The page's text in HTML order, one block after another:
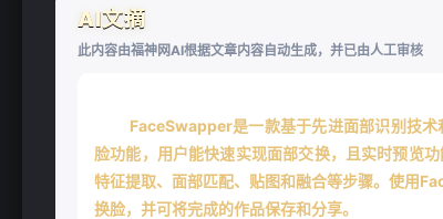
AI文摘
此内容由福神网AI根据文章内容自动生成，并已由人工审核
FaceSwapper是一款基于先进面部识别技
脸功能，用户能快速实现面部交换，且实时预览
特征提取、面部匹配、贴图和融合等步骤。使用
换脸，并可将完成的作品保存和分享。